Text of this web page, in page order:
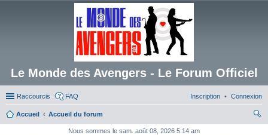
Le Monde des Avengers - Le Forum Officiel
Raccourcis FAQ Connexion
Inscription
Accueil
Accueil du forum
Nous sommes le sam. août 08, 2026 5:14 am